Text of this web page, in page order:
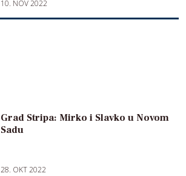
10. NOV 2022
Grad Stripa: Mirko i Slavko u Novom
Sadu
28. OKT 2022